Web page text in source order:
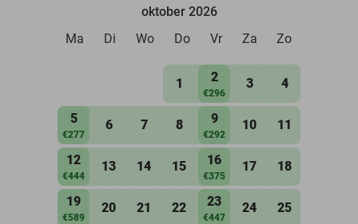
oktober 2026
Ma
Di Wo Do Vr Za Zo
1 2
€296
3 4
5
€277
6 7 8 9
€292
10 11
12
€444
13 14 15 16
€375
17 18
19
€589
20 21 22 23
€447
24 25